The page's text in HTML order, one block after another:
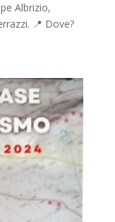
Albrizio,
📍 Dove?